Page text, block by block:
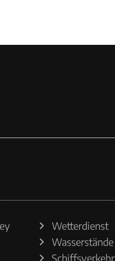
Wetterdienst
Wasserstände
Schiffsverkehr